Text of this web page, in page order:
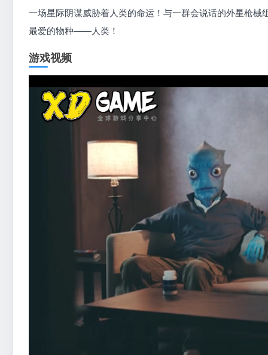
一场星际阴谋威胁着人类的命运！与一群会说话的外星枪
最爱的物种——人类！
游戏视频